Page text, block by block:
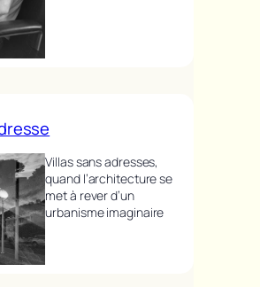
Villas sans adresses,
quand l’architecture se
met à rever d’un
urbanisme imaginaire